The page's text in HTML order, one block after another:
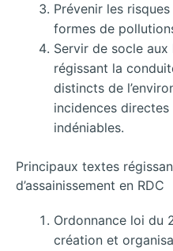
Prévenir les
formes de
Servir de socle
régissant la
distincts de
incidences
indéniables.
Principaux textes
d’assainissement en RDC
Ordonnance loi du
création et